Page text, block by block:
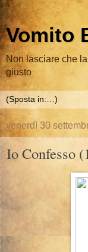
Vomito
Non lasciare che
giusto
venerdì 30
Io Confesso